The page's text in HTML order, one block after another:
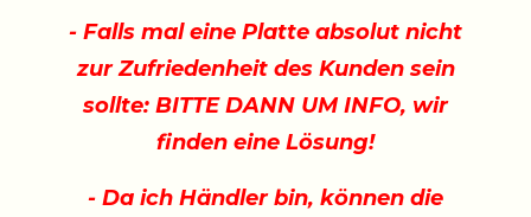
- Falls mal eine Platte absolut nicht
zur Zufriedenheit des Kunden sein
sollte: BITTE DANN UM INFO, wir
finden eine Lösung!
- Da ich Händler bin, können die